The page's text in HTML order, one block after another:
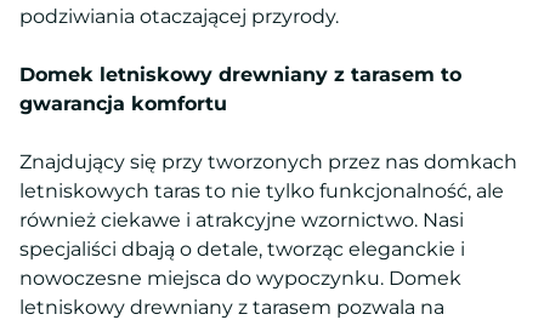
podziwiania otaczającej przyrody.
Domek letniskowy drewniany z tarasem to
gwarancja komfortu
Znajdujący się przy tworzonych przez nas domkach
letniskowych taras to nie tylko funkcjonalność, ale
również ciekawe i atrakcyjne wzornictwo. Nasi
specjaliści dbają o detale, tworząc eleganckie i
nowoczesne miejsca do wypoczynku. Domek
letniskowy drewniany z tarasem pozwala na